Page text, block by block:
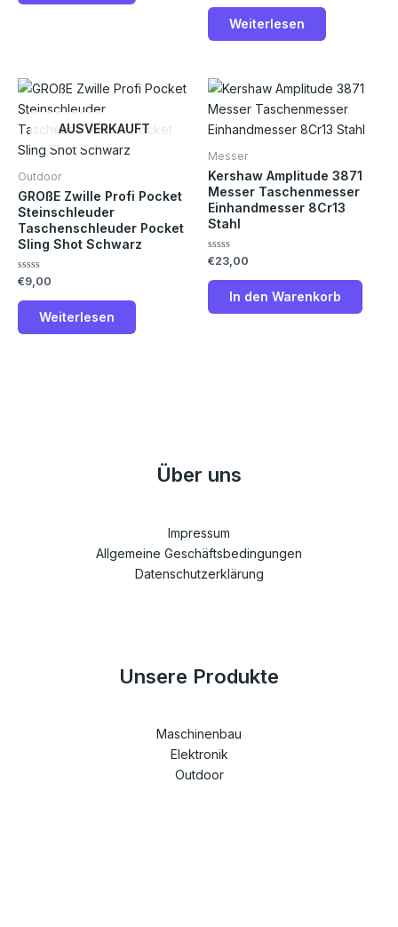
0
Weiterlesen
AUSVERKAUFT
Outdoor
GROßE Zwille Profi Pocket
Steinschleuder
Taschenschleuder Pocket
Sling Shot Schwarz
Bewertet
0
€9,00
Weiterlesen
Messer
Kershaw Amplitude 3871
Messer Taschenmesser
Einhandmesser 8Cr13
Stahl
Bewertet
0
€23,00
In den Warenkorb
Über uns
Impressum
Allgemeine Geschäftsbedingungen
Datenschutzerklärung
Unsere Produkte
Maschinenbau
Elektronik
Outdoor